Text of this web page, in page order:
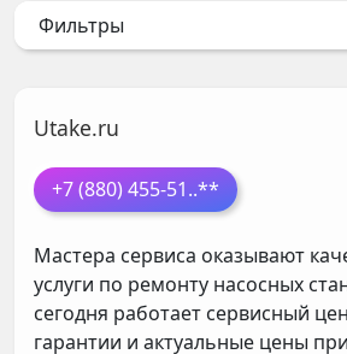
Фильтры
Utake.ru
+7 (880) 455-51..**
Мастера сервиса оказывают
услуги по ремонту насосных
сегодня работает сервисный
гарантии и актуальные цены